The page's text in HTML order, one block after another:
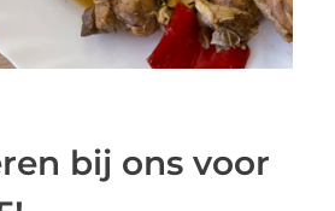
bij ons voor